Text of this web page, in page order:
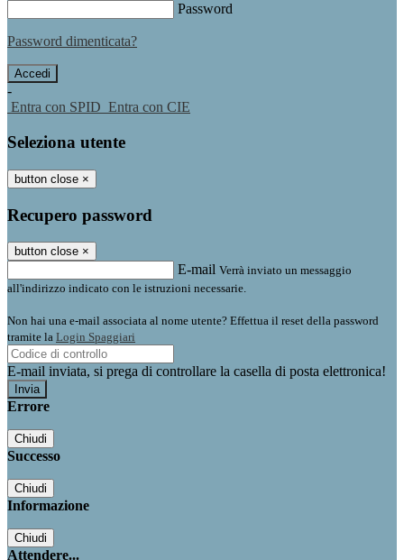
Password
Password dimenticata?
-
Entra con SPID Entra con CIE
Seleziona utente
button close ×
Recupero password
button close ×
E-mail Verrà inviato un messaggio
all'indirizzo indicato con le istruzioni necessarie.
Non hai una e-mail associata al nome utente? Effettua il reset della password
tramite la Login Spaggiari
E-mail inviata, si prega di controllare la casella di posta elettronica!
Errore
Chiudi
Successo
Chiudi
Informazione
Chiudi
Attendere...